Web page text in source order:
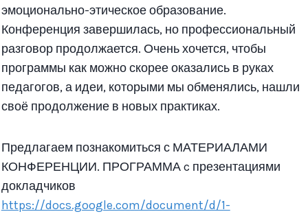
эмоционально-этическое образование.
Конференция завершилась, но профессиональный
разговор продолжается. Очень хочется, чтобы
программы как можно скорее оказались в руках
педагогов, а идеи, которыми мы обменялись, нашли
своё продолжение в новых практиках.
Предлагаем познакомиться с МАТЕРИАЛАМИ
КОНФЕРЕНЦИИ. ПРОГРАММА c презентациями
докладчиков
https://docs.google.com/document/d/1-